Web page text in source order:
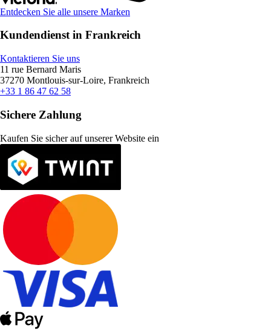
Entdecken Sie alle unsere Marken
Kundendienst in Frankreich
Kontaktieren Sie uns
11 rue Bernard Maris
37270 Montlouis-sur-Loire, Frankreich
+33 1 86 47 62 58
Sichere Zahlung
Kaufen Sie sicher auf unserer Website ein